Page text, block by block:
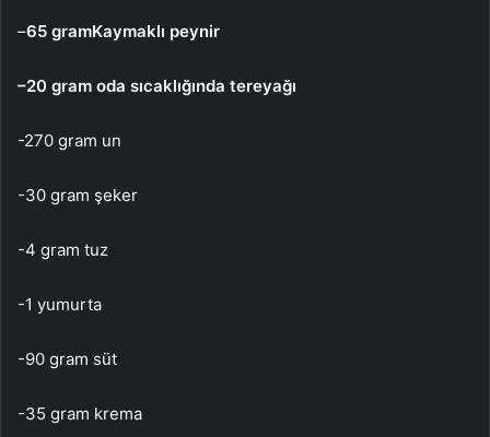
–65 gramKaymaklı peynir
–20 gram oda sıcaklığında tereyağı
-270 gram un
-30 gram şeker
-4 gram tuz
-1 yumurta
-90 gram süt
-35 gram krema